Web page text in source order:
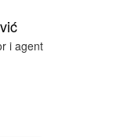
i agent